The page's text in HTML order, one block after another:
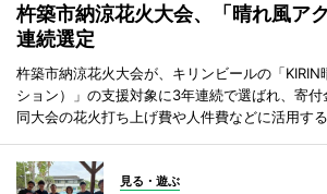
杵築市納涼花火大会、「晴れ風ア
連続選定
杵築市納涼花火大会が、キリンビールの「KIRIN
ション）」の支援対象に3年連続で選ばれ、寄付
同大会の花火打ち上げ費や人件費などに活用する
見る・遊ぶ